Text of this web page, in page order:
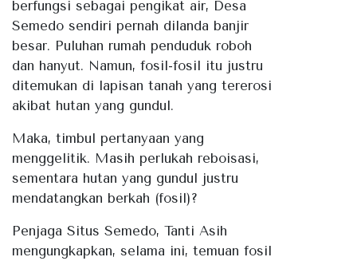
berfungsi sebagai pengikat air, Desa
Semedo sendiri pernah dilanda banjir
besar. Puluhan rumah penduduk roboh
dan hanyut. Namun, fosil-fosil itu justru
ditemukan di lapisan tanah yang tererosi
akibat hutan yang gundul.
Maka, timbul pertanyaan yang
menggelitik. Masih perlukah reboisasi,
sementara hutan yang gundul justru
mendatangkan berkah (fosil)?
Penjaga Situs Semedo, Tanti Asih
mengungkapkan, selama ini, temuan fosil